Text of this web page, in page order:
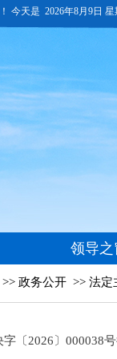
>> 政务公开 >> 法定
〔2026〕000038